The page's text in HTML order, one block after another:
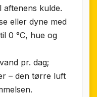
aftenens kulde.
eller dyne med
0 °C, hue og
pr. dag;
– den tørre luft